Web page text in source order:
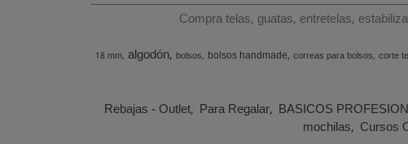
Compra telas, guatas, entretelas,
18 mm algodón bolsos bolsos handmade correas para bolsos corte
Rebajas - Outlet Para Regalar BASICOS
mochilas Cursos